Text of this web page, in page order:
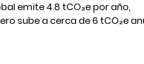
emite 4.8 tCO₂e por año,
sube a cerca de 6 tCO₂e